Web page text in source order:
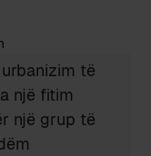
të
një fitim
një grup të